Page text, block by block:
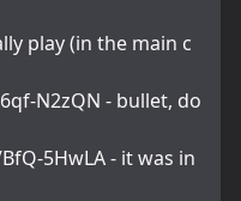
play (in the main c
N2zQN - bullet, do
5HwLA - it was in